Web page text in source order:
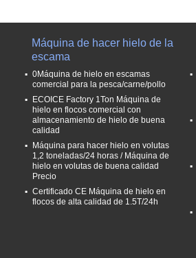
Máquina de hacer hielo de la
escama
0Máquina de hielo en escamas
comercial para la pesca/carne/pollo
ECOICE Factory 1Ton Máquina de
hielo en flocos comercial con
almacenamiento de hielo de buena
calidad
Máquina para hacer hielo en volutas
1,2 toneladas/24 horas / Máquina de
hielo en volutas de buena calidad
Precio
Certificado CE Máquina de hielo en
flocos de alta calidad de 1.5T/24h